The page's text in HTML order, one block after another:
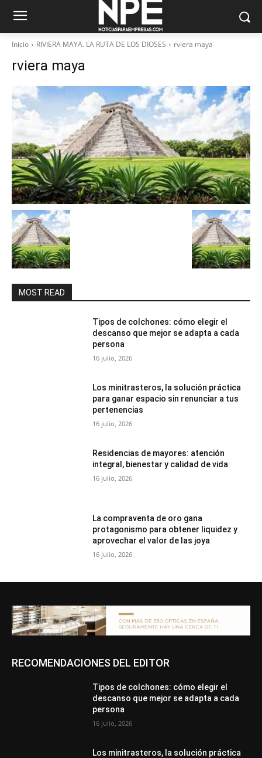
Inicio RIVIERA MAYA. LA RUTA DE LOS DIOSES rviera maya
rviera maya
MOST READ
Tipos de colchones: cómo elegir el
descanso que mejor se adapta a cada
persona
16 julio, 2026
Los minitrasteros, la solución práctica
para ganar espacio sin renunciar a tus
pertenencias
16 julio, 2026
Residencias de mayores: atención
integral, bienestar y calidad de vida
16 julio, 2026
La compraventa de oro gana
protagonismo para obtener liquidez y
aprovechar el valor de las joya
16 julio, 2026
RECOMENDACIONES DEL EDITOR
Tipos de colchones: cómo elegir el
descanso que mejor se adapta a cada
persona
16 julio, 2026
Los minitrasteros, la solución práctica